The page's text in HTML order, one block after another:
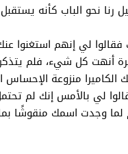
رنا نحو الباب كأنه
لي إنهم استغنوا
أنهت كل شيء، فلم
منزوعة الإحساس
لي بالأمس إنك لم
وجدت اسمك منقوشًا